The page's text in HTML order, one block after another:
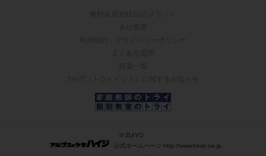
© ZUIYO
公式ホームページ http://www.heidi.ne.jp